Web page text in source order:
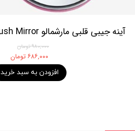
آینه جیبی قلبی مارشمالو Marshmallow Crush Mirror
۹۸۰,۰۰۰ تومان
۶۸۶,۰۰۰ تومان
افزودن به سبد خرید